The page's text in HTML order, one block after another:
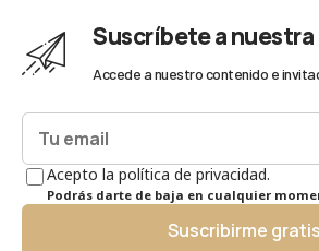
Suscríbete a
Accede a nuestro contenido e
Acepto la política de privacidad.
Podrás darte de baja en cualquier
Suscribirme gratis